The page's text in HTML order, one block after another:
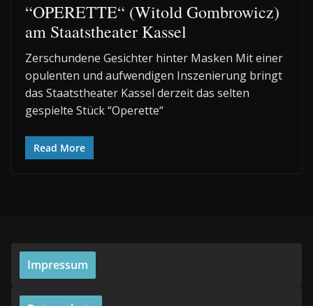
“OPERETTE“ (Witold Gombrowicz)
am Staatstheater Kassel
Zerschundene Gesichter hinter Masken Mit einer
opulenten und aufwendigen Inszenierung bringt
das Staatstheater Kassel derzeit das selten
gespielte Stück “Operette“
Read More
Impressum